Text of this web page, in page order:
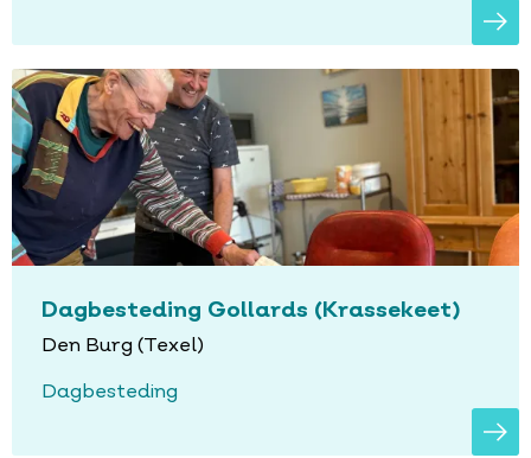
Dagbesteding Gollards (Krassekeet)
Den Burg (Texel)
Dagbesteding